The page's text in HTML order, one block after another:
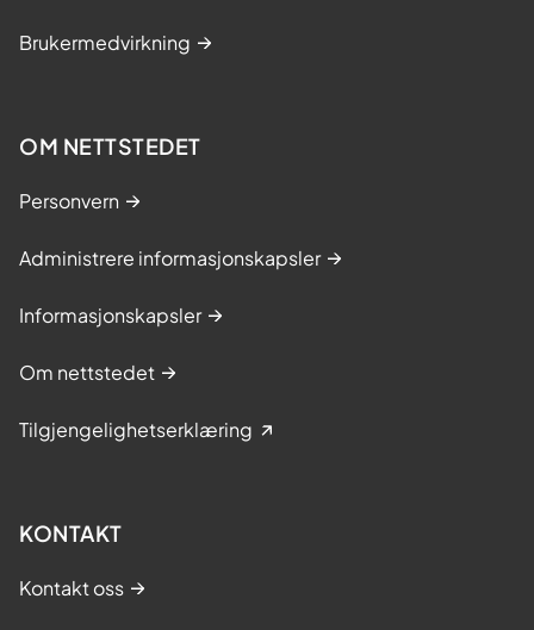
Brukermedvirkning
OM NETTSTEDET
Personvern
Administrere informasjonskapsler
Informasjonskapsler
Om nettstedet
Tilgjengelighetserklæring
KONTAKT
Kontakt oss